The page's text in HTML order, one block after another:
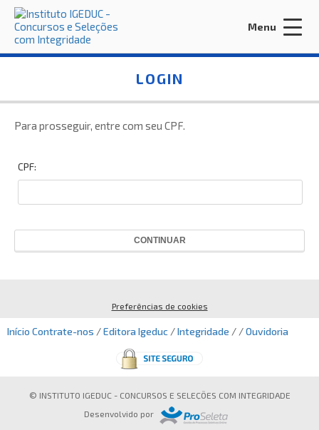
Acessar Área do Candidato:
Esqueci a minha senha
INTEGRIDADE
Busca:
Menu
LOGIN
Para prosseguir, entre com seu CPF.
CPF:
CONTINUAR
Preferências de cookies
Início Contrate-nos /Editora Igeduc /Integridade / /Ouvidoria
© INSTITUTO IGEDUC - CONCURSOS E SELEÇÕES COM INTEGRIDADE
Desenvolvido por